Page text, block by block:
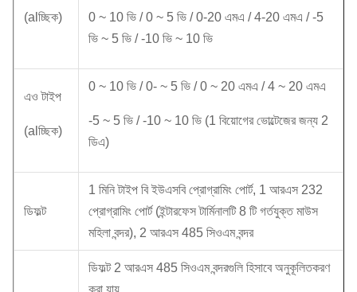
(alচ্ছিক)
0 ~ 10 ভি / 0 ~ 5 ভি / 0-20 এমএ / 4-20 এমএ / -5
ভি ~ 5 ভি / -10 ভি ~ 10 ভি
এও টাইপ
(alচ্ছিক)
0 ~ 10 ভি / 0- ~ 5 ভি / 0 ~ 20 এমএ / 4 ~ 20 এমএ
-5 ~ 5 ভি / -10 ~ 10 ভি (1 বিয়োগের ভোল্টেজের জন্য 2
ডিএ)
ডিফল্ট
1 মিনি টাইপ বি ইউএসবি প্রোগ্রামিং পোর্ট, 1 আরএস 232
প্রোগ্রামিং পোর্ট (ইন্টারফেস টার্মিনালটি 8 টি গর্তযুক্ত মাউস
মহিলা বন্দর), 2 আরএস 485 সিওএম বন্দর
ডিফল্ট 2 আরএস 485 সিওএম বন্দরগুলি হিসাবে অনুকূলিতকরণ
করা যায়